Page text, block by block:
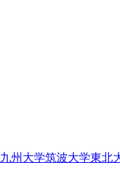
九州大学筑波大学東北